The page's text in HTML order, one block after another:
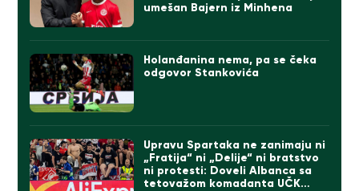
umešan Bajern iz Minhena
Holanđanina nema, pa se čeka
odgovor Stankovića
Upravu Spartaka ne zanimaju ni
„Fratija“ ni „Delije“ ni bratstvo
ni protesti: Doveli Albanca sa
tetovažom komadanta UČK